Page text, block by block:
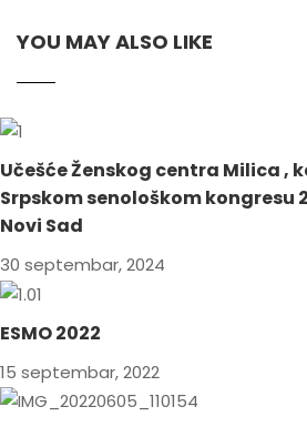
YOU MAY ALSO LIKE
Učešće Ženskog centra Milica ,
Srpskom senološkom kongresu
Novi Sad
30 septembar, 2024
ESMO 2022
15 septembar, 2022